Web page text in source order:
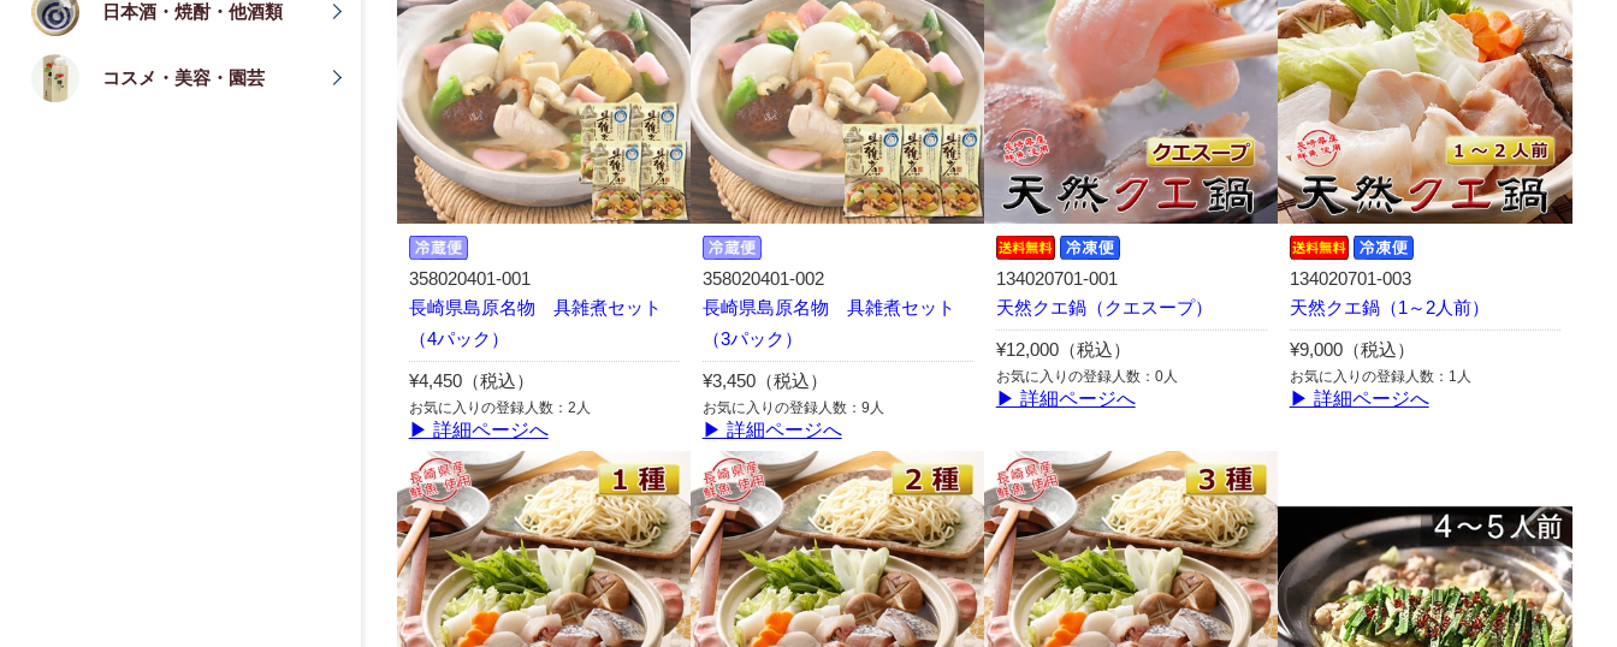
日本酒・焼酎・他酒類
コスメ・美容・園芸
358020401-001
長崎県島原名物 具雑煮セット
（4パック）
¥4,450（税込）
お気に入りの登録人数：2人
▶ 詳細ページへ
358020401-002
長崎県島原名物 具雑煮セット
（3パック）
¥3,450（税込）
お気に入りの登録人数：9人
▶ 詳細ページへ
134020701-001
天然クエ鍋（クエスープ）
¥12,000（税込）
お気に入りの登録人数：0人
▶ 詳細ページへ
134020701-003
天然クエ鍋（1～2人前）
¥9,000（税込）
お気に入りの登録人数：1人
▶ 詳細ページへ